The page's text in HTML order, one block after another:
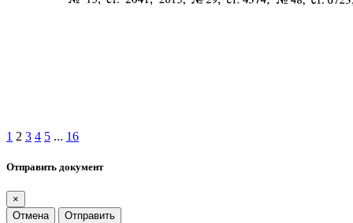
1 2 3 4 5 ... 16
Отправить документ
×
Отмена
Отправить